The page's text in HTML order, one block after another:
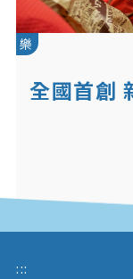
樂
全國首創
:::